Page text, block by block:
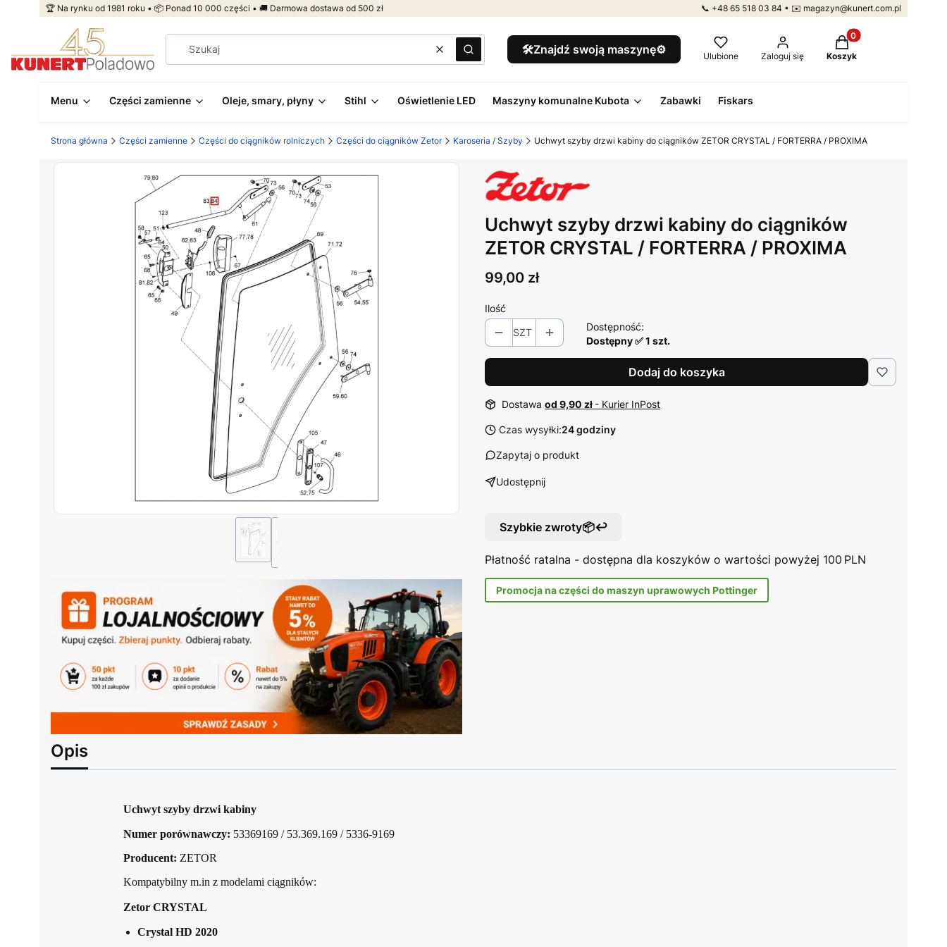
🏆 Na rynku od 1981 roku • 📦 Ponad 10 000 części • 🚚 Darmowa dostawa od 500 zł 📞 +48 65 518 03 84 • ✉️ magazyn@kunert.com.pl
WyczyśćSzukaj 🛠️Znajdź swoją maszynę⚙️ Ulubione Zaloguj się
Produkty w koszyku:
Koszyk
Menu Części zamienne Oleje, smary, płyny Stihl Oświetlenie LED Maszyny komunalne Kubota Zabawki Fiskars
Strona główna Części zamienne Części do ciągników rolniczych Części do ciągników Zetor Karoseria / Szyby Uchwyt szyby drzwi kabiny do ciągników ZETOR CRYSTAL / FORTERRA / PROXIMA
Uchwyt szyby drzwi kabiny do ciągników
ZETOR CRYSTAL / FORTERRA / PROXIMA
Cena
99,00 zł
Ilość
SZT
Dostępność:
Dostępny ✅ 1 szt.
Dodaj do koszyka
Dostawa od 9,90 zł - Kurier InPost
Czas wysyłki:24 godziny
Zapytaj o produkt
Udostępnij
Szybkie zwroty📦↩️
Płatność ratalna - dostępna dla koszyków o wartości powyżej 100 PLN
Promocja na części do maszyn uprawowych Pottinger
Opis
Uchwyt szyby drzwi kabiny
Numer porównawczy: 53369169 / 53.369.169 / 5336-9169
Producent: ZETOR
Kompatybilny m.in z modelami ciągników:
Zetor CRYSTAL
Crystal HD 2020